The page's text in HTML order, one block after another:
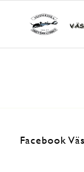
Facebook